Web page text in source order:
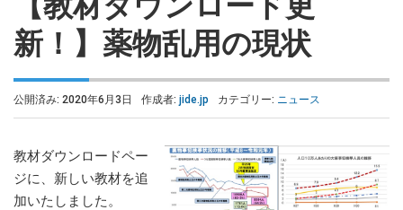
新！】薬物乱用の現状
公開済み: 2020年6月3日 作成者: jide.jp カテゴリー: ニュース
教材ダウンロードペー
ジに、新しい教材を追
加いたしました。